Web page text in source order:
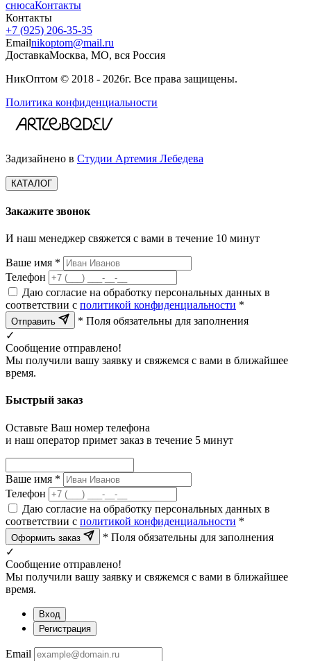
снюсаКонтакты
Контакты
+7 (925) 206‑35‑35
Emailnikoptom@mail.ru
ДоставкаМосква, МО, вся Россия
НикОптом © 2018 - 2026г. Все права защищены.
Политика конфиденциальности
Задизайнено в Студии Артемия Лебедева
КАТАЛОГ
Закажите звонок
И наш менеджер свяжется с вами в течение 10 минут
Ваше имя *
Телефон
Даю согласие на обработку персональных данных в
соответствии с политикой конфиденциальности *
Отправить
* Поля обязательны для заполнения
✓
Сообщение отправлено!
Мы получили вашу заявку и свяжемся с вами в ближайшее
время.
Быстрый заказ
Оставьте Ваш номер телефона
и наш оператор примет заказ в течение 5 минут
Ваше имя *
Телефон
Даю согласие на обработку персональных данных в
соответствии с политикой конфиденциальности *
Оформить заказ
* Поля обязательны для заполнения
✓
Сообщение отправлено!
Мы получили вашу заявку и свяжемся с вами в ближайшее
время.
Вход
Регистрация
Email